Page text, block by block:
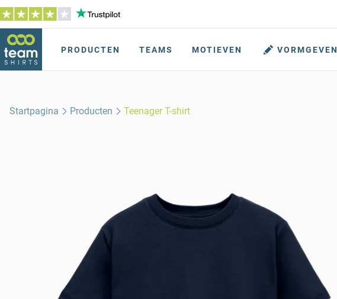
PRODUCTEN TEAMS MOTIEVEN VORMGEVEN
Startpagina Producten Teenager T-shirt